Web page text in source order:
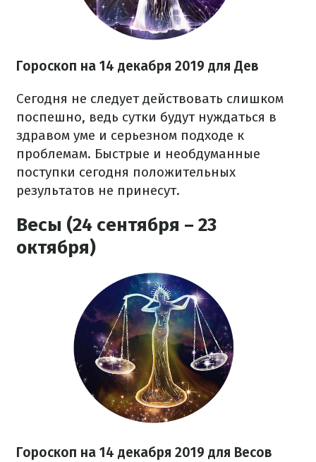
Гороскоп на 14 декабря 2019 для Дев
Сегодня не следует действовать слишком
поспешно, ведь сутки будут нуждаться в
здравом уме и серьезном подходе к
проблемам. Быстрые и необдуманные
поступки сегодня положительных
результатов не принесут.
Весы (24 сентября – 23
октября)
Гороскоп на 14 декабря 2019 для Весов